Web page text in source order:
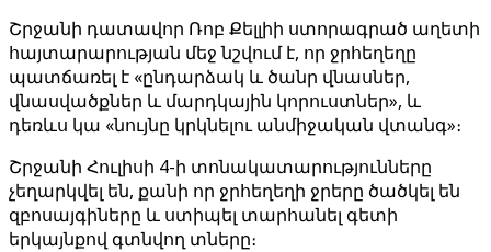
Շրջանի դատավոր Ռոբ Քելլիի ստորագրած աղետի
հայտարարության մեջ նշվում է, որ ջրհեղեղը
պատճառել է «ընդարձակ և ծանր վնասներ,
վնասվածքներ և մարդկային կորուստներ», և
դեռևս կա «նույնը կրկնելու անմիջական վտանգ»։
Շրջանի Հուլիսի 4-ի տոնակատարությունները
չեղարկվել են, քանի որ ջրհեղեղի ջրերը ծածկել են
զբոսայգիները և ստիպել տարհանել գետի
երկայնքով գտնվող տները։